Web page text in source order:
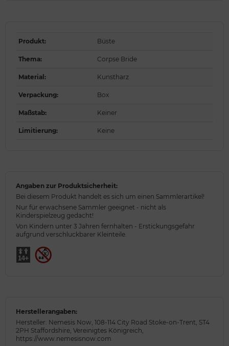
Produkt: Büste
Thema: Corpse Bride
Material: Kunstharz
Verpackung: Box
Maßstab: Keiner
Limitierung: Keine
Angaben zur Produktsicherheit:
Bei diesem Produkt handelt es sich um einen Sammlerartikel!
Nur für erwachsene Sammler geeignet - nicht als
Kinderspielzeug gedacht!
Von Kindern unter 3 Jahren fernhalten - Erstickungsgefahr
aufgrund verschluckbarer Kleinteile.
Herstellerangaben:
Hersteller: Nemesis Now, 108-114 City Road Stoke-on-Trent, ST4
2PH Staffordshire, Vereinigtes Königreich,
https://www.nemesisnow.com